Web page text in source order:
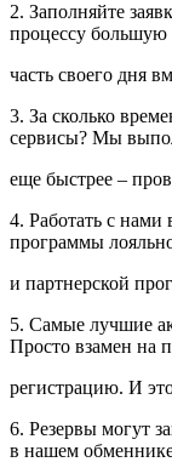
2. Заполняйте
процессу большую
часть своего дня
3. За сколько
сервисы? Мы
еще быстрее –
4. Работать с
программы
и партнерской
5. Самые лучшие
Просто взамен на
регистрацию. И
6. Резервы могут
в нашем